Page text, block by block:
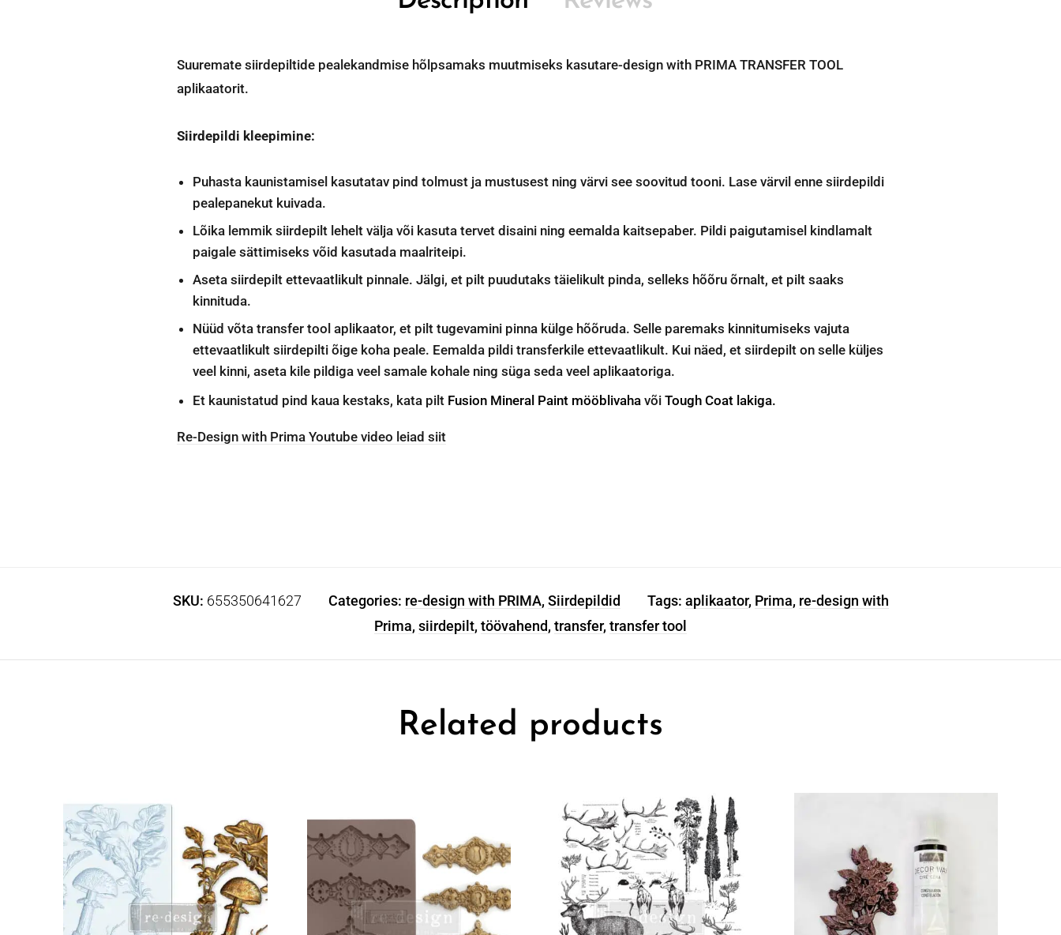
Suuremate siirdepiltide pealekandmise hõlpsamaks muutmiseks kasutare-design with PRIMA TRANSFER TOOL
aplikaatorit.
Siirdepildi kleepimine:
Puhasta kaunistamisel kasutatav pind tolmust ja mustusest ning värvi see soovitud tooni. Lase värvil enne siirdepildi
pealepanekut kuivada.
Lõika lemmik siirdepilt lehelt välja või kasuta tervet disaini ning eemalda kaitsepaber. Pildi paigutamisel kindlamalt
paigale sättimiseks võid kasutada maalriteipi.
Aseta siirdepilt ettevaatlikult pinnale. Jälgi, et pilt puudutaks täielikult pinda, selleks hõõru õrnalt, et pilt saaks
kinnituda.
Nüüd võta transfer tool aplikaator, et pilt tugevamini pinna külge hõõruda. Selle paremaks kinnitumiseks vajuta
ettevaatlikult siirdepilti õige koha peale. Eemalda pildi transferkile ettevaatlikult. Kui näed, et siirdepilt on selle küljes
veel kinni, aseta kile pildiga veel samale kohale ning süga seda veel aplikaatoriga.
Et kaunistatud pind kaua kestaks, kata pilt Fusion Mineral Paint mööblivaha või Tough Coat lakiga.
Re-Design with Prima Youtube video leiad siit
SKU: 655350641627 Categories: re-design with PRIMA, Siirdepildid Tags: aplikaator, Prima, re-design with
Prima, siirdepilt, töövahend, transfer, transfer tool
Related products